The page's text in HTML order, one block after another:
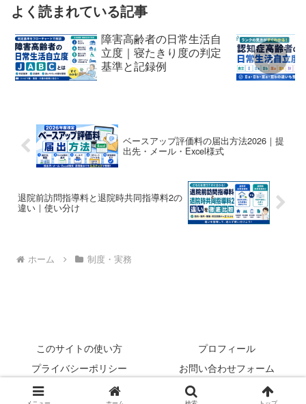
よく読まれている記事
障害高齢者の日常生活自
立度｜寝たきり度の判定
基準と記録例
ベースアップ評価料の届出方法2026｜提
出先・メール・Excel様式
退院前訪問指導料と退院時共同指導料2の
違い｜使い分け
ホーム 制度・実務
このサイトの使い方
プロフィール
プライバシーポリシー
お問い合わせフォーム
© 2022 rehabilikun.